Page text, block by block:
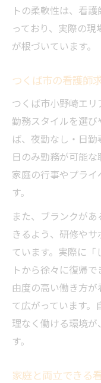
トの柔軟性は、看
っており、実際の
が根づいています。
つくば市の看護師
つくば市小野崎エ
勤務スタイルを選
ば、夜勤なし・日
日のみ勤務が可能な
家庭の行事やプラ
す。
また、ブランクが
きるよう、研修や
ています。実際に
トから徐々に復帰
由度の高い働き方
て広がっています
理なく働ける環境
す。
家庭と両立できる